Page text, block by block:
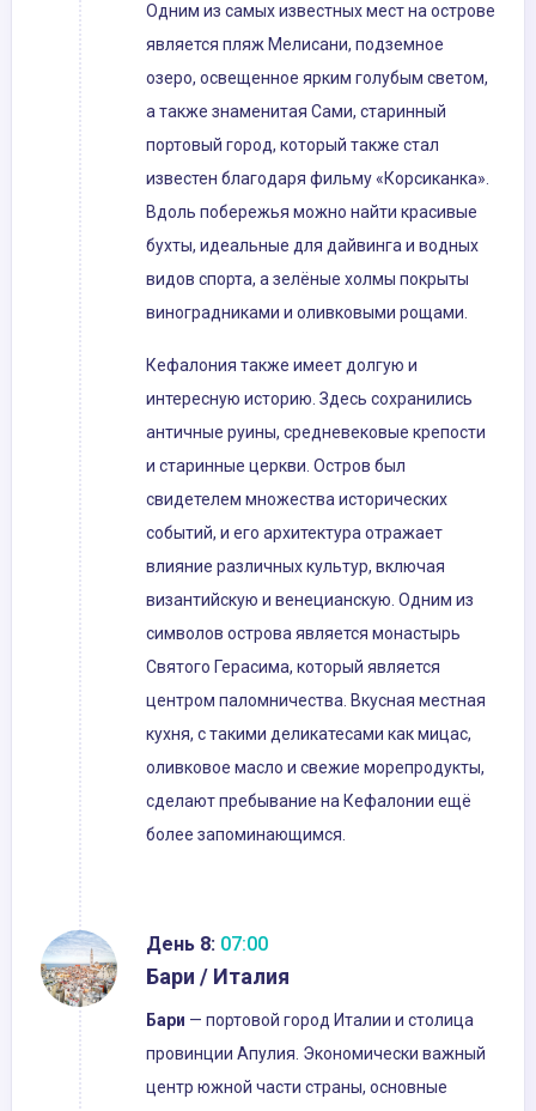
Одним из самых известных мест на острове
является пляж Мелисани, подземное
озеро, освещенное ярким голубым светом,
а также знаменитая Сами, старинный
портовый город, который также стал
известен благодаря фильму «Корсиканка».
Вдоль побережья можно найти красивые
бухты, идеальные для дайвинга и водных
видов спорта, а зелёные холмы покрыты
виноградниками и оливковыми рощами.
Кефалония также имеет долгую и
интересную историю. Здесь сохранились
античные руины, средневековые крепости
и старинные церкви. Остров был
свидетелем множества исторических
событий, и его архитектура отражает
влияние различных культур, включая
византийскую и венецианскую. Одним из
символов острова является монастырь
Святого Герасима, который является
центром паломничества. Вкусная местная
кухня, с такими деликатесами как мицас,
оливковое масло и свежие морепродукты,
сделают пребывание на Кефалонии ещё
более запоминающимся.
День 8: 07:00
Бари / Италия
Бари — портовой город Италии и столица
провинции Апулия. Экономически важный
центр южной части страны, основные